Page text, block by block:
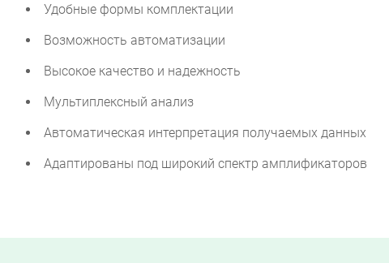
Удобные формы комплектации
Возможность автоматизации
Высокое качество и надежность
Мультиплексный анализ
Автоматическая интерпретация получаемых данных
Адаптированы под широкий спектр амплификаторов